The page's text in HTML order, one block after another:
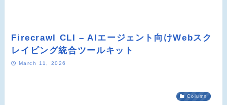
Firecrawl CLI – AIエージェント向けWebスク
レイピング統合ツールキット
March 11, 2026
Column